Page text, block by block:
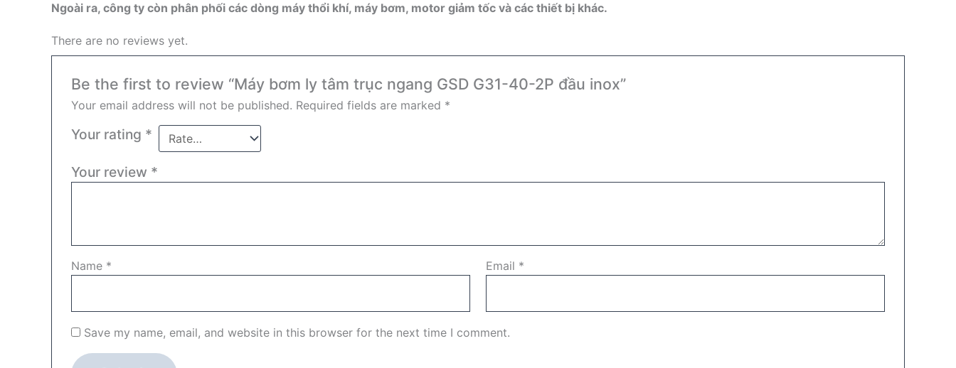
Ngoài ra, công ty còn phân phối các dòng máy thổi khí, máy bơm, motor giảm tốc và các thiết bị khác.
There are no reviews yet.
Be the first to review “Máy bơm ly tâm trục ngang GSD G31-40-2P đầu inox”
Your email address will not be published. Required fields are marked *
Your rating *
Your review *
Name * Email *
Save my name, email, and website in this browser for the next time I comment.